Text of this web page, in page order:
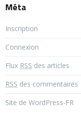
Méta
Inscription
Connexion
Flux RSS des articles
RSS des commentaires
Site de WordPress-FR